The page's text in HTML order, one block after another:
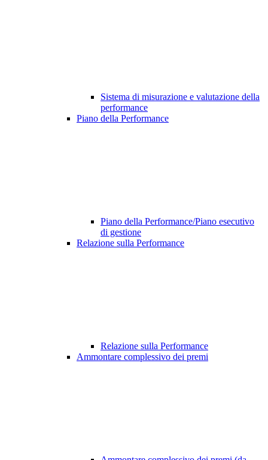
Sistema di misurazione e valutazione della
performance
Piano della Performance
Piano della Performance/Piano esecutivo
di gestione
Relazione sulla Performance
Relazione sulla Performance
Ammontare complessivo dei premi